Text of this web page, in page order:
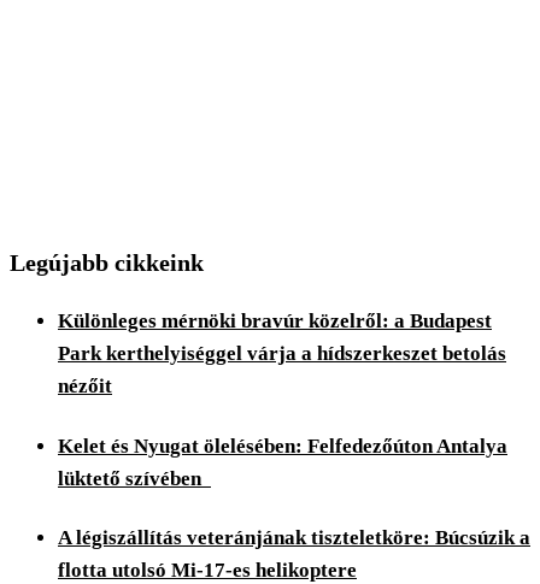
Legújabb cikkeink
Különleges mérnöki bravúr közelről: a Budapest
Park kerthelyiséggel várja a hídszerkeszet betolás
nézőit
Kelet és Nyugat ölelésében: Felfedezőúton Antalya
lüktető szívében
A légiszállítás veteránjának tiszteletköre: Búcsúzik a
flotta utolsó Mi-17-es helikoptere